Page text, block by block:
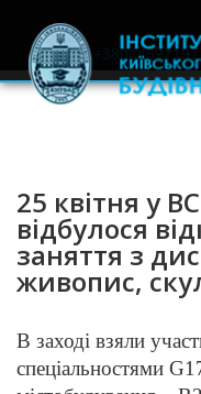
25 квітня у
відбулося
заняття з
живопис,
В заході взяли
спеціальностями